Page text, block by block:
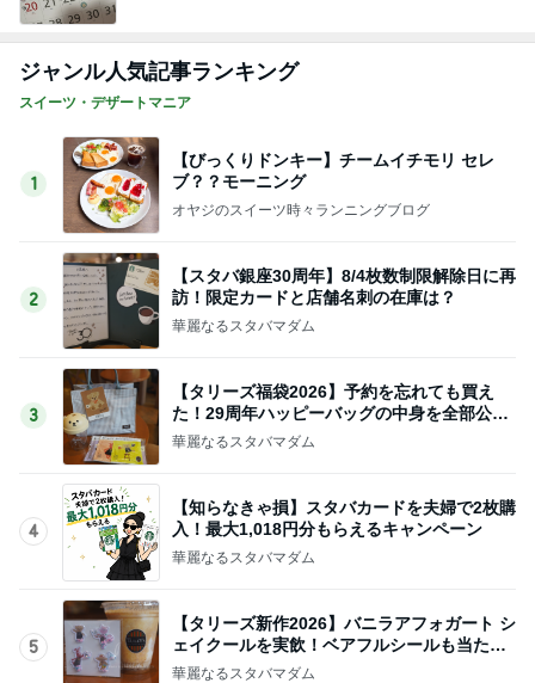
ジャンル人気記事ランキング
スイーツ・デザートマニア
1
【びっくりドンキー】チームイチモリ セレ
ブ？？モーニング
オヤジのスイーツ時々ランニングブログ
2
【スタバ銀座30周年】8/4枚数制限解除日に再
訪！限定カードと店舗名刺の在庫は？
華麗なるスタバマダム
3
【タリーズ福袋2026】予約を忘れても買え
た！29周年ハッピーバッグの中身を全部公開
8/5～
華麗なるスタバマダム
4
【知らなきゃ損】スタバカードを夫婦で2枚購
入！最大1,018円分もらえるキャンペーン
華麗なるスタバマダム
5
【タリーズ新作2026】バニラアフォガート シ
ェイクールを実飲！ベアフルシールも当たっ
た！
華麗なるスタバマダム